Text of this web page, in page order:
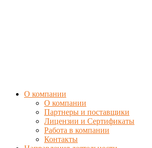
О компании
О компании
Партнеры и поставщики
Лицензии и Сертификаты
Работа в компании
Контакты